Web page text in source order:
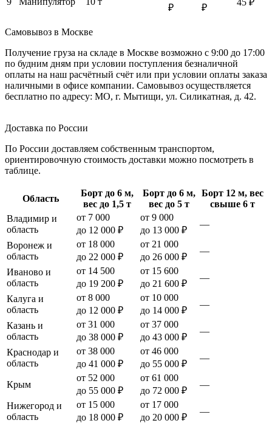
₽ ₽
Самовывоз в Москве
Получение груза на складе в Москве возможно с 9:00 до 17:00
по будним дням при условии поступления безналичной
оплаты на наш расчётный счёт или при условии оплаты заказа
наличными в офисе компании. Самовывоз осуществляется
бесплатно по адресу: МО, г. Мытищи, ул. Силикатная, д. 42.
Доставка по России
По России доставляем собственным транспортом,
ориентировочную стоимость доставки можно посмотреть в
таблице.
Область
Борт до 6 м,
вес до 1,5 т
Борт до 6 м,
вес до 5 т
Борт 12 м, вес
свыше 6 т
Владимир и
область
от 7 000
до 12 000 ₽
от 9 000
до 13 000 ₽
—
Воронеж и
область
от 18 000
до 22 000 ₽
от 21 000
до 26 000 ₽
—
Иваново и
область
от 14 500
до 19 200 ₽
от 15 600
до 21 600 ₽
—
Калуга и
область
от 8 000
до 12 000 ₽
от 10 000
до 14 000 ₽
—
Казань и
область
от 31 000
до 38 000 ₽
от 37 000
до 43 000 ₽
—
Краснодар и
область
от 38 000
до 41 000 ₽
от 46 000
до 55 000 ₽
—
Крым
от 52 000
до 55 000 ₽
от 61 000
до 72 000 ₽
—
Нижегород и
область
от 15 000
до 18 000 ₽
от 17 000
до 20 000 ₽
—